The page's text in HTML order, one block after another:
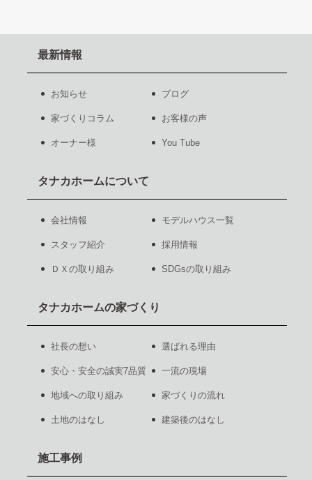
最新情報
お知らせ ブログ
家づくりコラム お客様の声
オーナー様 You Tube
タナカホームについて
会社情報 モデルハウス一覧
スタッフ紹介 採用情報
ＤＸの取り組み SDGsの取り組み
タナカホームの家づくり
社長の想い 選ばれる理由
安心・安全の誠実7品質 一流の現場
地域への取り組み 家づくりの流れ
土地のはなし 建築後のはなし
施工事例